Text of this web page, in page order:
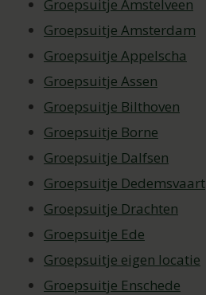
Groepsuitje Amstelveen
Groepsuitje Amsterdam
Groepsuitje Appelscha
Groepsuitje Assen
Groepsuitje Bilthoven
Groepsuitje Borne
Groepsuitje Dalfsen
Groepsuitje Dedemsvaart
Groepsuitje Drachten
Groepsuitje Ede
Groepsuitje eigen locatie
Groepsuitje Enschede